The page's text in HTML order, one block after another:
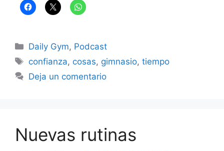
Categorías
Daily Gym, Podcast
Etiquetas
confianza, cosas, gimnasio,tiempo
Deja un comentario
Nuevas rutinas